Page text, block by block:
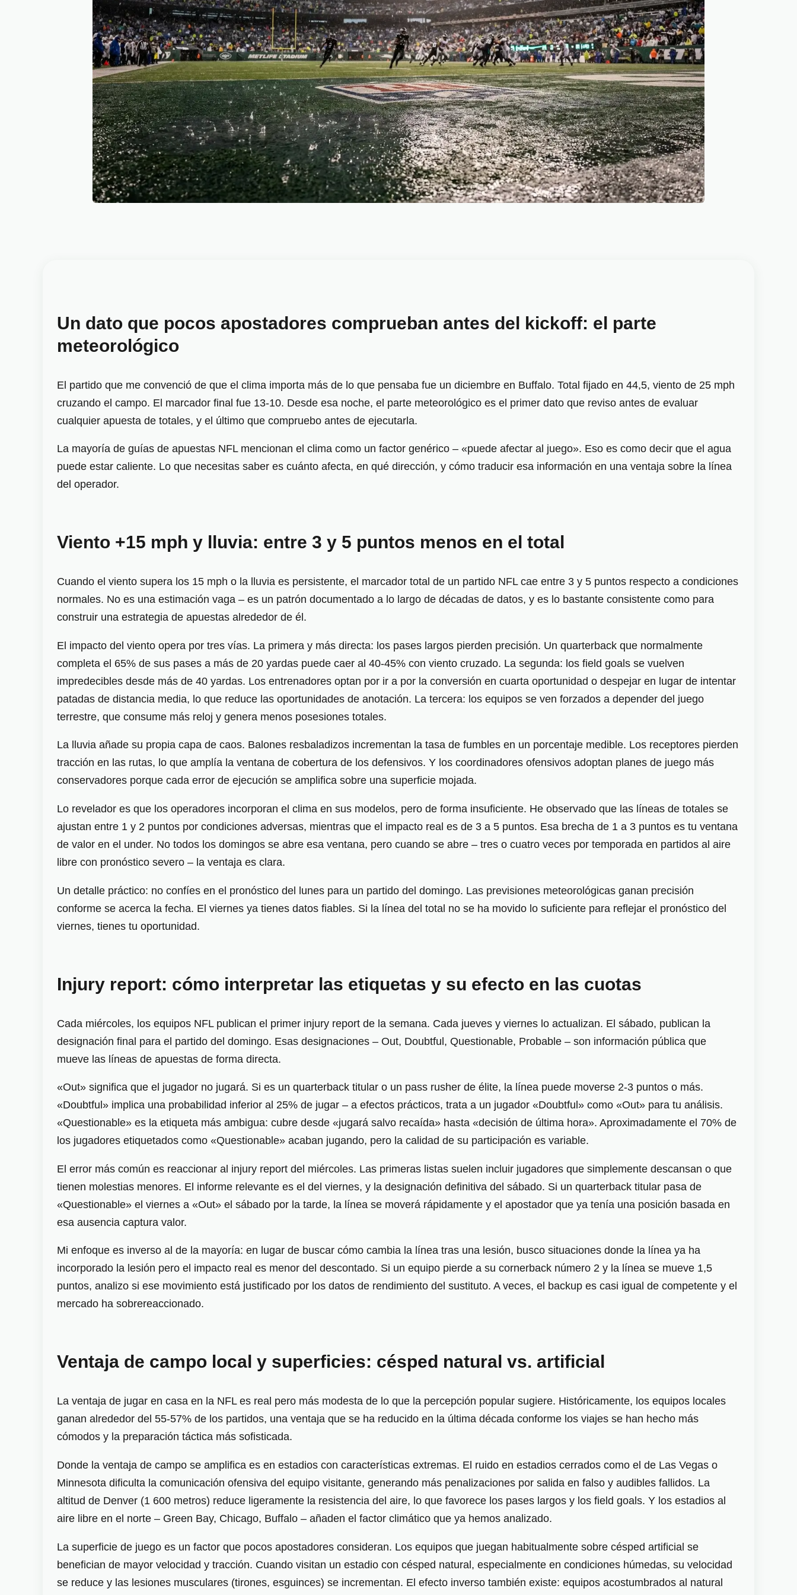
Un dato que pocos apostadores comprueban antes del kickoff: el parte
meteorológico
El partido que me convenció de que el clima importa más de lo que pensaba fue un diciembre en Buffalo. Total fijado en 44,5, viento de 25 mph
cruzando el campo. El marcador final fue 13-10. Desde esa noche, el parte meteorológico es el primer dato que reviso antes de evaluar
cualquier apuesta de totales, y el último que compruebo antes de ejecutarla.
La mayoría de guías de apuestas NFL mencionan el clima como un factor genérico – «puede afectar al juego». Eso es como decir que el agua
puede estar caliente. Lo que necesitas saber es cuánto afecta, en qué dirección, y cómo traducir esa información en una ventaja sobre la línea
del operador.
Viento +15 mph y lluvia: entre 3 y 5 puntos menos en el total
Cuando el viento supera los 15 mph o la lluvia es persistente, el marcador total de un partido NFL cae entre 3 y 5 puntos respecto a condiciones
normales. No es una estimación vaga – es un patrón documentado a lo largo de décadas de datos, y es lo bastante consistente como para
construir una estrategia de apuestas alrededor de él.
El impacto del viento opera por tres vías. La primera y más directa: los pases largos pierden precisión. Un quarterback que normalmente
completa el 65% de sus pases a más de 20 yardas puede caer al 40-45% con viento cruzado. La segunda: los field goals se vuelven
impredecibles desde más de 40 yardas. Los entrenadores optan por ir a por la conversión en cuarta oportunidad o despejar en lugar de intentar
patadas de distancia media, lo que reduce las oportunidades de anotación. La tercera: los equipos se ven forzados a depender del juego
terrestre, que consume más reloj y genera menos posesiones totales.
La lluvia añade su propia capa de caos. Balones resbaladizos incrementan la tasa de fumbles en un porcentaje medible. Los receptores pierden
tracción en las rutas, lo que amplía la ventana de cobertura de los defensivos. Y los coordinadores ofensivos adoptan planes de juego más
conservadores porque cada error de ejecución se amplifica sobre una superficie mojada.
Lo revelador es que los operadores incorporan el clima en sus modelos, pero de forma insuficiente. He observado que las líneas de totales se
ajustan entre 1 y 2 puntos por condiciones adversas, mientras que el impacto real es de 3 a 5 puntos. Esa brecha de 1 a 3 puntos es tu ventana
de valor en el under. No todos los domingos se abre esa ventana, pero cuando se abre – tres o cuatro veces por temporada en partidos al aire
libre con pronóstico severo – la ventaja es clara.
Un detalle práctico: no confíes en el pronóstico del lunes para un partido del domingo. Las previsiones meteorológicas ganan precisión
conforme se acerca la fecha. El viernes ya tienes datos fiables. Si la línea del total no se ha movido lo suficiente para reflejar el pronóstico del
viernes, tienes tu oportunidad.
Injury report: cómo interpretar las etiquetas y su efecto en las cuotas
Cada miércoles, los equipos NFL publican el primer injury report de la semana. Cada jueves y viernes lo actualizan. El sábado, publican la
designación final para el partido del domingo. Esas designaciones – Out, Doubtful, Questionable, Probable – son información pública que
mueve las líneas de apuestas de forma directa.
«Out» significa que el jugador no jugará. Si es un quarterback titular o un pass rusher de élite, la línea puede moverse 2-3 puntos o más.
«Doubtful» implica una probabilidad inferior al 25% de jugar – a efectos prácticos, trata a un jugador «Doubtful» como «Out» para tu análisis.
«Questionable» es la etiqueta más ambigua: cubre desde «jugará salvo recaída» hasta «decisión de última hora». Aproximadamente el 70% de
los jugadores etiquetados como «Questionable» acaban jugando, pero la calidad de su participación es variable.
El error más común es reaccionar al injury report del miércoles. Las primeras listas suelen incluir jugadores que simplemente descansan o que
tienen molestias menores. El informe relevante es el del viernes, y la designación definitiva del sábado. Si un quarterback titular pasa de
«Questionable» el viernes a «Out» el sábado por la tarde, la línea se moverá rápidamente y el apostador que ya tenía una posición basada en
esa ausencia captura valor.
Mi enfoque es inverso al de la mayoría: en lugar de buscar cómo cambia la línea tras una lesión, busco situaciones donde la línea ya ha
incorporado la lesión pero el impacto real es menor del descontado. Si un equipo pierde a su cornerback número 2 y la línea se mueve 1,5
puntos, analizo si ese movimiento está justificado por los datos de rendimiento del sustituto. A veces, el backup es casi igual de competente y el
mercado ha sobrereaccionado.
Ventaja de campo local y superficies: césped natural vs. artificial
La ventaja de jugar en casa en la NFL es real pero más modesta de lo que la percepción popular sugiere. Históricamente, los equipos locales
ganan alrededor del 55-57% de los partidos, una ventaja que se ha reducido en la última década conforme los viajes se han hecho más
cómodos y la preparación táctica más sofisticada.
Donde la ventaja de campo se amplifica es en estadios con características extremas. El ruido en estadios cerrados como el de Las Vegas o
Minnesota dificulta la comunicación ofensiva del equipo visitante, generando más penalizaciones por salida en falso y audibles fallidos. La
altitud de Denver (1 600 metros) reduce ligeramente la resistencia del aire, lo que favorece los pases largos y los field goals. Y los estadios al
aire libre en el norte – Green Bay, Chicago, Buffalo – añaden el factor climático que ya hemos analizado.
La superficie de juego es un factor que pocos apostadores consideran. Los equipos que juegan habitualmente sobre césped artificial se
benefician de mayor velocidad y tracción. Cuando visitan un estadio con césped natural, especialmente en condiciones húmedas, su velocidad
se reduce y las lesiones musculares (tirones, esguinces) se incrementan. El efecto inverso también existe: equipos acostumbrados al natural